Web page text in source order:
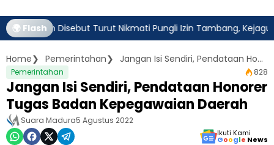
🌍 Flash
Disebut Turut Nikmati Pungli Izin Tambang, Kejagung
Home Pemerintahan Jangan Isi Sendiri, Pendataan Honorer Tugas Badan Kepegawaian Daerah
Pemerintahan 828
Jangan Isi Sendiri, Pendataan Honorer
Tugas Badan Kepegawaian Daerah
Suara Madura5 Agustus 2022
Ikuti Kami
Google News